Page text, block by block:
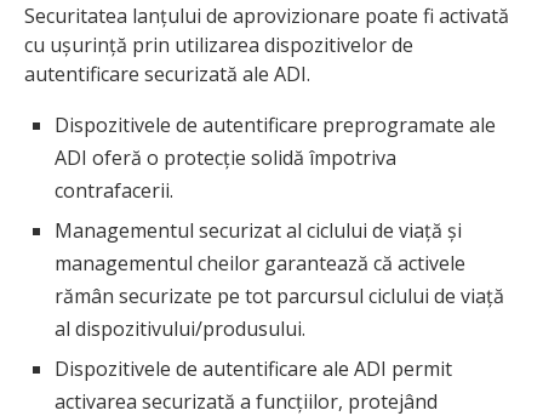
Securitatea lanțului de aprovizionare poate fi activată
cu ușurință prin utilizarea dispozitivelor de
autentificare securizată ale ADI.
Dispozitivele de autentificare preprogramate ale
ADI oferă o protecție solidă împotriva
contrafacerii.
Managementul securizat al ciclului de viață și
managementul cheilor garantează că activele
rămân securizate pe tot parcursul ciclului de viață
al dispozitivului/produsului.
Dispozitivele de autentificare ale ADI permit
activarea securizată a funcțiilor, protejând